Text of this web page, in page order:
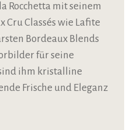
Rocchetta mit seinem
Cru Classés wie Lafite
Bordeaux Blends
für seine
ihm kristalline
Frische und Eleganz